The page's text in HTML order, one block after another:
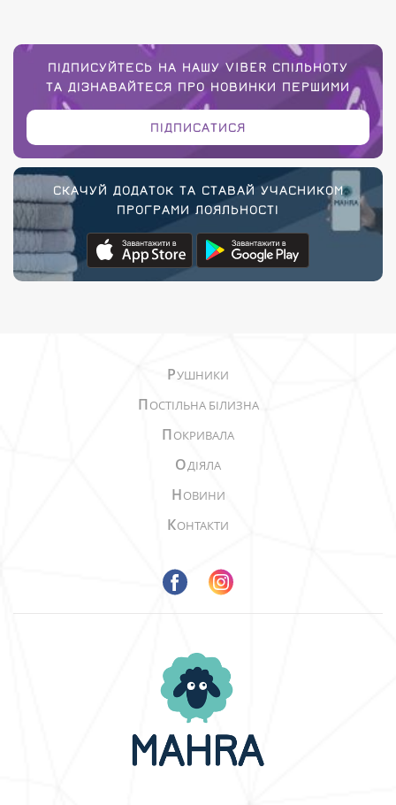
ПІДПИСУЙТЕСЬ НА НАШУ VIBER СПІЛЬНОТУ
ТА ДІЗНАВАЙТЕСЯ ПРО НОВИНКИ ПЕРШИМИ
ПІДПИСАТИСЯ
СКАЧУЙ ДОДАТОК ТА СТАВАЙ УЧАСНИКОМ
ПРОГРАМИ ЛОЯЛЬНОСТІ
РУШНИКИ
ПОСТІЛЬНА БІЛИЗНА
ПОКРИВАЛА
ОДІЯЛА
НОВИНИ
КОНТАКТИ